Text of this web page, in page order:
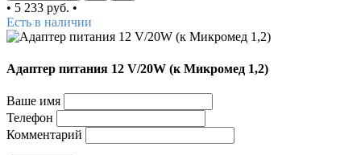
• 5 233 руб. •
Есть в наличии
Адаптер питания 12 V/20W (к Микромед 1,2)
Ваше имя
Телефон
Комментарий